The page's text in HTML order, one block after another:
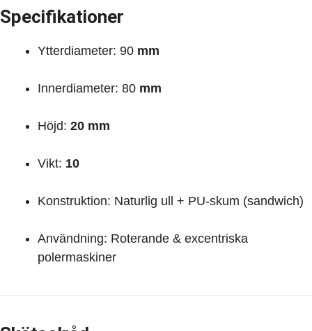
Specifikationer
Ytterdiameter: 90 mm
Innerdiameter: 80 mm
Höjd: 20 mm
Vikt: 10
Konstruktion: Naturlig ull + PU-skum (sandwich)
Användning: Roterande & excentriska
polermaskiner